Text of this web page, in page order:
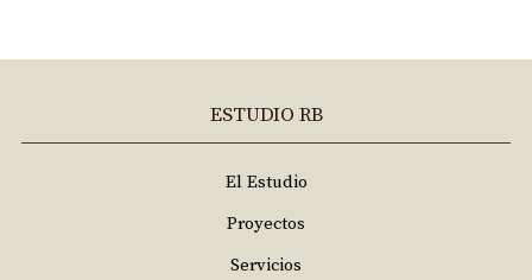
ESTUDIO RB
El Estudio
Proyectos
Servicios